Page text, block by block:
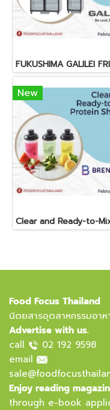
New
Food Focus Thailand
นิตยสารอุตสาหกรรมอาห
Advertise with us.
call
02 192 9598
email
Enjoy reading
through e-book